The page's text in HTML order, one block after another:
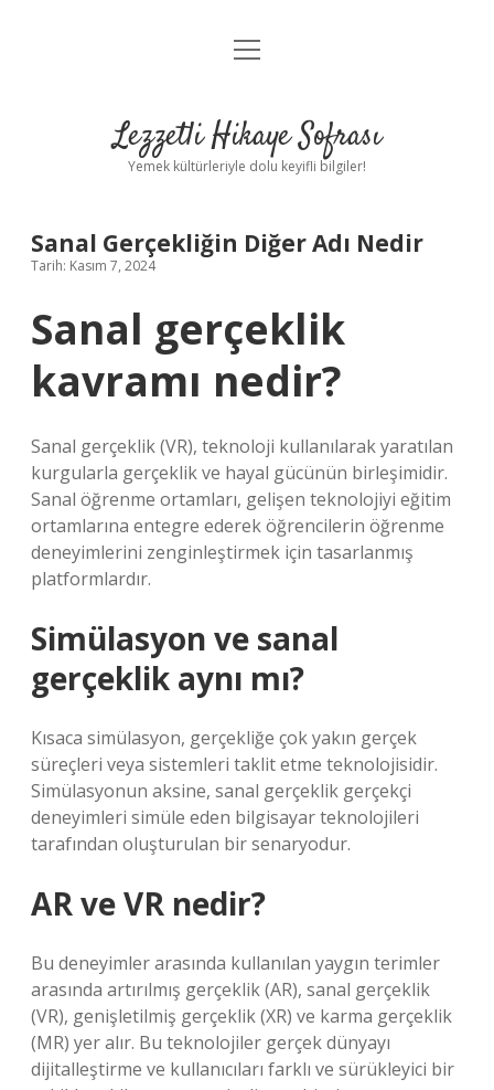
Anasayfa
Yasal Uyarı
menüyü
Lezzetli Hikaye Sofrası
Yemek kültürleriyle dolu keyifli bilgiler!
Sanal Gerçekliğin Diğer Adı Nedir
Tarih: Kasım 7, 2024
Sanal gerçeklik
kavramı nedir?
Sanal gerçeklik (VR), teknoloji kullanılarak yaratılan
kurgularla gerçeklik ve hayal gücünün birleşimidir.
Sanal öğrenme ortamları, gelişen teknolojiyi eğitim
ortamlarına entegre ederek öğrencilerin öğrenme
deneyimlerini zenginleştirmek için tasarlanmış
platformlardır.
Simülasyon ve sanal
gerçeklik aynı mı?
Kısaca simülasyon, gerçekliğe çok yakın gerçek
süreçleri veya sistemleri taklit etme teknolojisidir.
Simülasyonun aksine, sanal gerçeklik gerçekçi
deneyimleri simüle eden bilgisayar teknolojileri
tarafından oluşturulan bir senaryodur.
AR ve VR nedir?
Bu deneyimler arasında kullanılan yaygın terimler
arasında artırılmış gerçeklik (AR), sanal gerçeklik
(VR), genişletilmiş gerçeklik (XR) ve karma gerçeklik
(MR) yer alır. Bu teknolojiler gerçek dünyayı
dijitalleştirme ve kullanıcıları farklı ve sürükleyici bir